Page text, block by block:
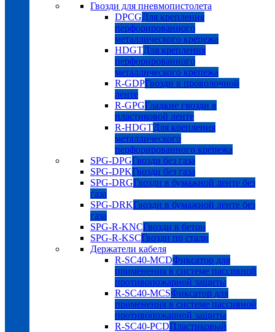
Гвозди для пневмопистолета
DPCGДля крепления
перфорированного
металлического крепежа
HDGTДля крепления
перфорированного
металлического крепежа
R-GDPГвозди в проволочной
ленте
R-GPGГладкие гвозди в
пластиковой ленте
R-HDGTДля крепления
металлического
перфорированного крепежа
SPG-DPGГвозди без газа
SPG-DPKГвозди без газа
SPG-DRGГвозди в бумажной ленте без
газа
SPG-DRKГвозди в бумажной ленте без
газа
SPG-R-KNCГвозди в бетон
SPG-R-KSCГвозди по стали
Держатели кабеля
R-SC40-MCDФиксатор для
применения в системе пассивной
противопожарной защиты
R-SC40-MCSФиксатор для
применения в системе пассивной
противопожарной защиты
R-SC40-PCDПластиковый